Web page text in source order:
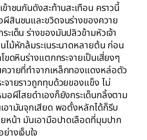
ข้าชนกันดังสะท้านสะเทือน คราวนี้
สินชนและขวิดจนร่างของควาย
ะเด็น ร่างของมันปลิวข้ามหัวเจ้า
ไม้หักล้มระเนระนาดหลายต้น ก่อน
ขดหินร่างแตกกระจายเป็นเสี่ยงๆ
วายที่ทำจากเหล็กทองแดงหล่อตัว
จายราวถูกทุบด้วยของแข็ง ไม่
อผีไสยดำเองก็ยังกระเด็นกลิ้งตาม
อามันจุกเสียด พอตั้งหลักได้ก็รีบ
หน้า มันเอามือปาดเลือดที่มุมปาก
างเจ็บใจ